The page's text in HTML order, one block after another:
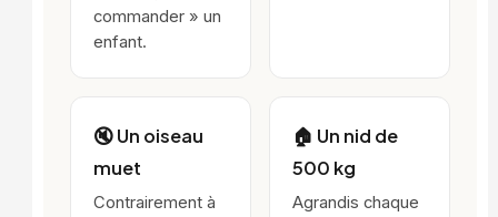
commander » un
enfant.
🔇 Un oiseau
muet
Contrairement à
🏠 Un nid de
500 kg
Agrandis chaque